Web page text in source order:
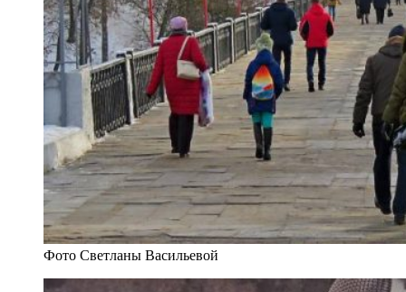
Фото Светланы Васильевой